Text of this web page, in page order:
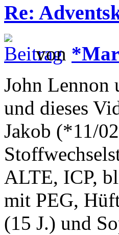
Re:
von
John Lennon
und dieses
Jakob (*11/
ALTE, ICP,
mit PEG,
(15 J.) und